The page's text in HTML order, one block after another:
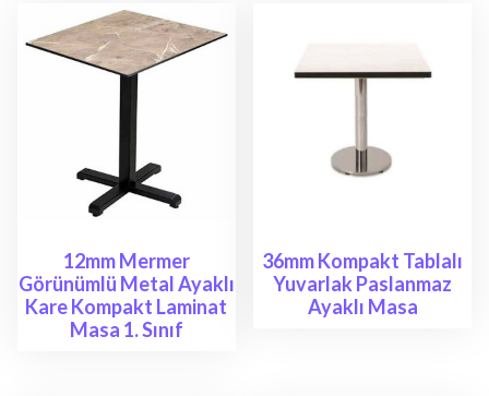
12mm Mermer
Görünümlü Metal Ayaklı
Kare Kompakt Laminat
Masa 1. Sınıf
36mm Kompakt Tablalı
Yuvarlak Paslanmaz
Ayaklı Masa